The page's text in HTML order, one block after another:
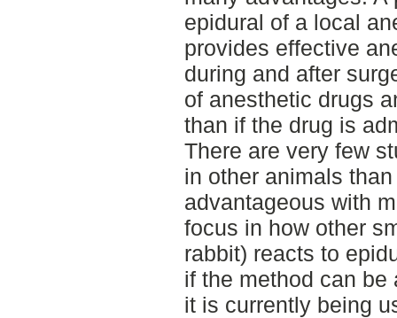
epidural of a local
provides effective
during and after
of anesthetic drugs
than if the drug is
There are very few
in other animals
advantageous with
focus in how other
rabbit) reacts to
if the method can
it is currently being